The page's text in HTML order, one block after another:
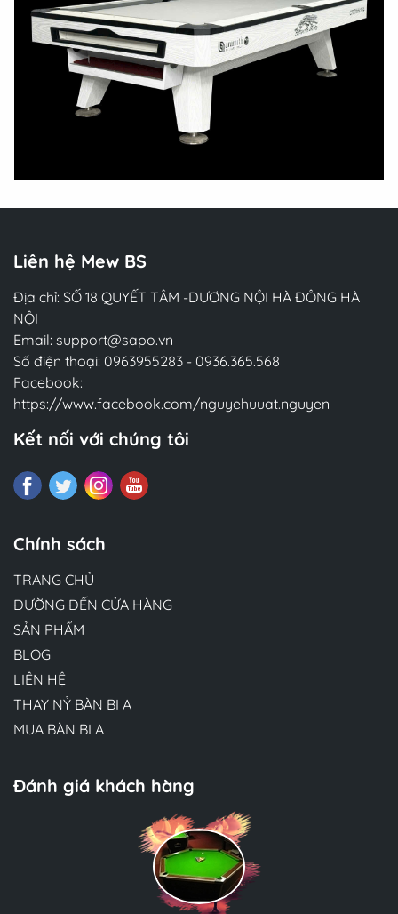
Liên hệ Mew BS
Địa chỉ: SỐ 18 QUYẾT TÂM -DƯƠNG NỘI HÀ ĐÔNG HÀ
NỘI
Email: support@sapo.vn
Số điện thoại: 0963955283 - 0936.365.568
Facebook:
https://www.facebook.com/nguyehuuat.nguyen
Kết nối với chúng tôi
Chính sách
TRANG CHỦ
ĐƯỜNG ĐẾN CỬA HÀNG
SẢN PHẨM
BLOG
LIÊN HỆ
THAY NỶ BÀN BI A
MUA BÀN BI A
Đánh giá khách hàng